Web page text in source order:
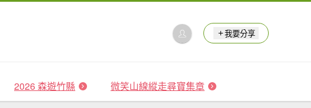
我要分享
2026 森遊竹縣 微笑山線縱走尋寶集章